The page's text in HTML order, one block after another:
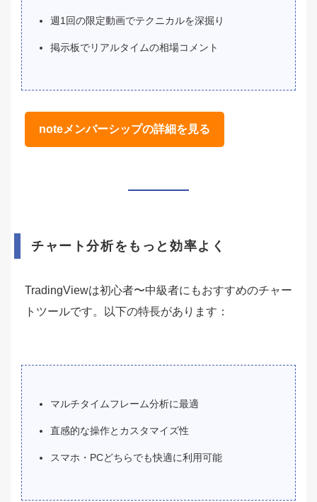
週1回の限定動画でテクニカルを深掘り
掲示板でリアルタイムの相場コメント
noteメンバーシップの詳細を見る
チャート分析をもっと効率よく
TradingViewは初心者〜中級者にもおすすめのチャー
トツールです。以下の特長があります：
マルチタイムフレーム分析に最適
直感的な操作とカスタマイズ性
スマホ・PCどちらでも快適に利用可能